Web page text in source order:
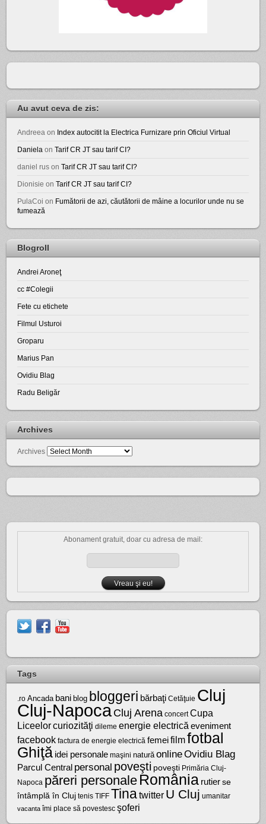
Au avut ceva de zis:
Andreea on Index autocitit la Electrica Furnizare prin Oficiul Virtual
Daniela onTarif CR JT sau tarif CI?
daniel rus onTarif CR JT sau tarif CI?
Dionisie onTarif CR JT sau tarif CI?
PulaCoi on Fumătorii de azi, căutătorii de mâine a locurilor unde nu se
fumează
Blogroll
Andrei Aroneţ
cc #Colegii
Fete cu etichete
Filmul Usturoi
Groparu
Marius Pan
Ovidiu Blag
Radu Beligăr
Archives
Archives
Abonament gratuit, doar cu adresa de mail:
Tags
.ro Ancada bani blog bloggeri bărbaţi Cetăţuie Cluj
Cluj-NapocaCluj Arena concert Cupa
Liceelorcuriozităţi dileme energie electrică eveniment
facebook factura de energie electrică femei filmfotbal
Ghiţă idei personale maşini natură onlineOvidiu Blag
Parcul Central personal poveşti poveşti Primăria Cluj-
Napoca păreri personale România rutier se
întâmplă în Cluj tenis TIFF Tinatwitter U Cluj umanitar
vacanta îmi place să povestesc şoferi